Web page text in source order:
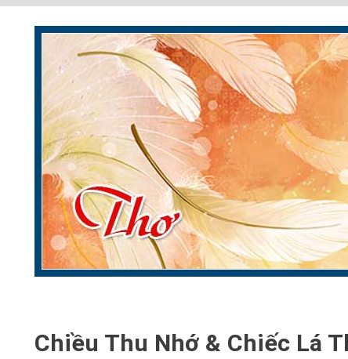
Chiều Thu Nhớ & Chiếc Lá